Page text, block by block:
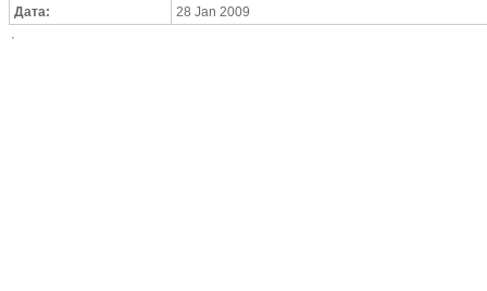
Дата:
28 Jan 2009